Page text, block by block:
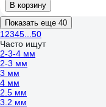
В корзину
Показать еще 40
1 2345
50
Часто ищут
2-3-4 мм
2-3 мм
3 мм
4 мм
2.5 мм
3.2 мм